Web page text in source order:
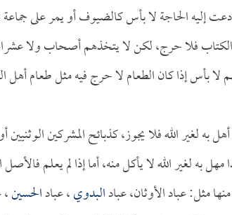
إليه الحاجة لا بأس كالضيوف أو يمر على
فلا حرج، لكن لا يتخذهم أصحاب ولا
بأس إذا كان الطعام لا حرج فيه مثل طعام أهل
به لغير الله فلا يجوز، كذبائح المشركين
به لغير الله لا يأكل منه، أما إذا لم يعلم
مثل: عباد الأوثان، عبادالبدوي، عبادالحسين